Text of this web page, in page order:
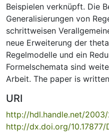
Beispielen verknüpft. Die
Generalisierungen von
schrittweisen
neue Erweiterung der
Regelmodelle und ein
Formelschemata sind
Arbeit. The paper is
URI
http://hdl.handle.net/
http://dx.doi.org/10.17877/